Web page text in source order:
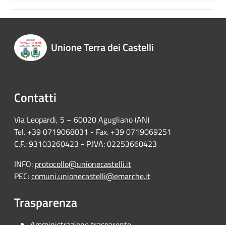
Unione Terra dei Castelli
Contatti
Via Leopardi, 5 – 60020 Agugliano (AN)
Tel. +39 0719068031 - Fax. +39 0719069251
C.F.: 93103260423 - P.IVA: 02253660423
INFO: protocollo@unionecastelli.it
PEC:comuni.unionecastelli@emarche.it
Trasparenza